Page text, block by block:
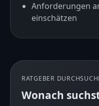
Anforderungen
einschätzen
RATGEBER
Wonach